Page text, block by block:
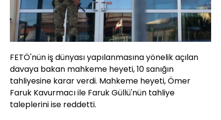
FETÖ'nün iş dünyası yapılanmasına yönelik açılan
davaya bakan mahkeme heyeti, 10 sanığın
tahliyesine karar verdi. Mahkeme heyeti, Ömer
Faruk Kavurmacı ile Faruk Güllü'nün tahliye
taleplerini ise reddetti.